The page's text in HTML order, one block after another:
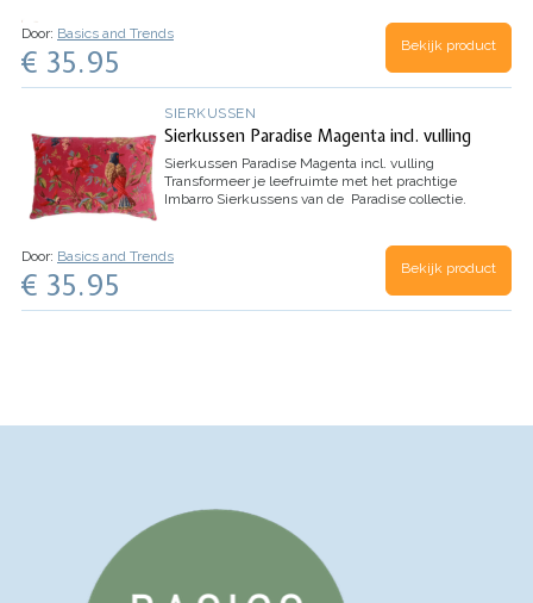
en brengt…
Door: Basics and Trends
€ 35.95 Bekijk product
SIERKUSSEN
Sierkussen Paradise Magenta incl. vulling
Sierkussen Paradise Magenta incl. vulling
Transformeer je leefruimte met het prachtige
Imbarro Sierkussens van de Paradise collectie.
en brengt…
Door: Basics and Trends
€ 35.95 Bekijk product